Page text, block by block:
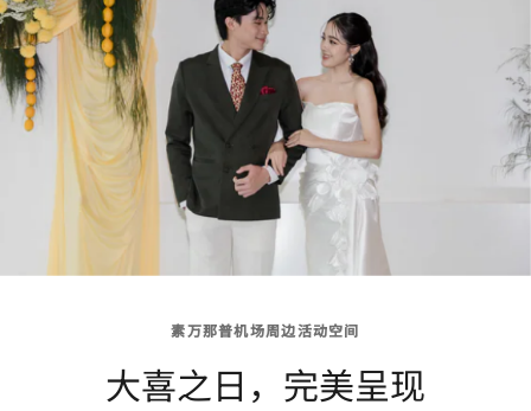
素万那普机场周边活动空间
大喜之日，完美呈现